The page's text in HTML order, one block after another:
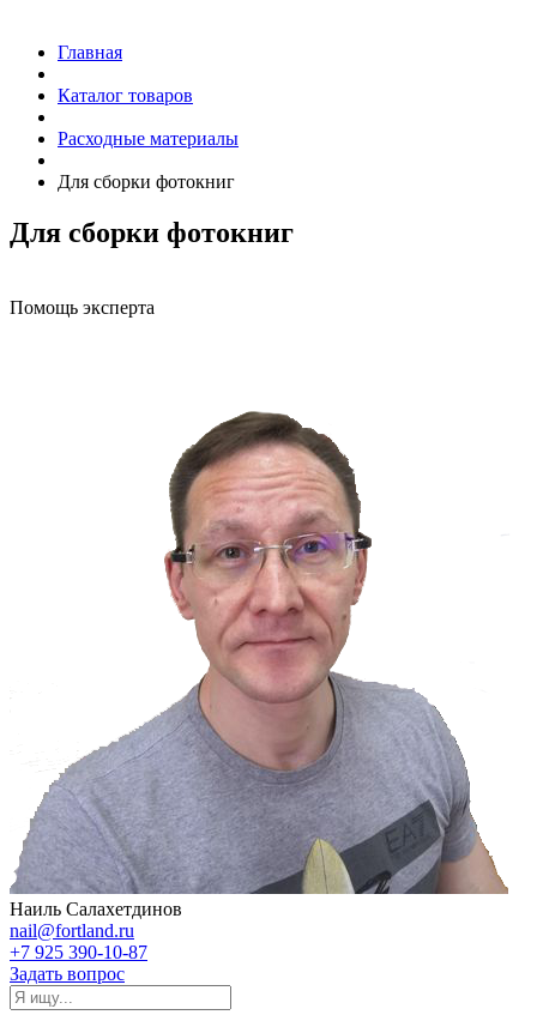
Главная
Каталог товаров
Расходные материалы
Для сборки фотокниг
Для сборки фотокниг
Помощь эксперта
Наиль Салахетдинов
nail@fortland.ru
+7 925 390-10-87
Задать вопрос